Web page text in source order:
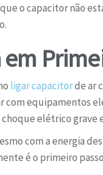
o capacitor não
em
ligar capacitorde ar
com equipamentos
elétrico grave
com a energia
é o primeiro